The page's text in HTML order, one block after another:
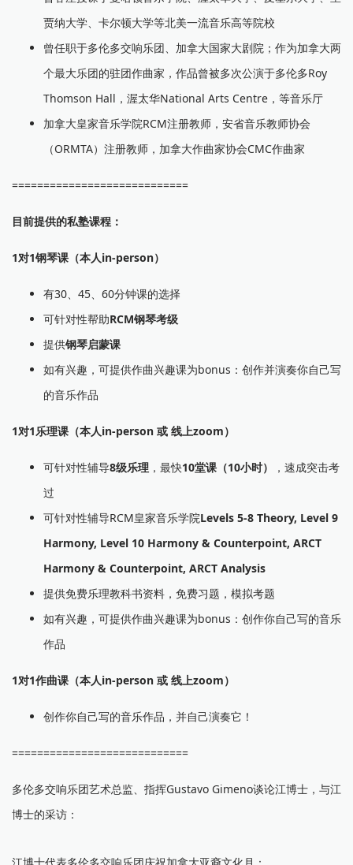
贾纳大学、卡尔顿大学等北美一流音乐高等院校
曾任职于多伦多交响乐团、加拿大国家大剧院；作为加拿大两
个最大乐团的驻团作曲家，作品曾被多次公演于多伦多Roy
Thomson Hall，渥太华National Arts Centre，等音乐厅
加拿大皇家音乐学院RCM注册教师，安省音乐教师协会
（ORMTA）注册教师，加拿大作曲家协会CMC作曲家
============================
目前提供的私塾课程：
1对1钢琴课（本人in-person）
有30、45、60分钟课的选择
可针对性帮助RCM钢琴考级
提供钢琴启蒙课
如有兴趣，可提供作曲兴趣课为bonus：创作并演奏你自己写
的音乐作品
1对1乐理课（本人in-person 或 线上zoom）
可针对性辅导8级乐理 ，最快10堂课（10小时）
，速成突击考
过
可针对性辅导RCM皇家音乐学院Levels 5-8 Theory, Level 9
Harmony, Level 10 Harmony & Counterpoint, ARCT
Harmony & Counterpoint, ARCT Analysis
提供免费乐理教科书资料，免费习题，模拟考题
如有兴趣，可提供作曲兴趣课为bonus：创作你自己写的音乐
作品
1对1作曲课（本人in-person 或 线上zoom）
创作你自己写的音乐作品，并自己演奏它！
============================
多伦多交响乐团艺术总监、指挥Gustavo Gimeno谈论江博士，与江
博士的采访：